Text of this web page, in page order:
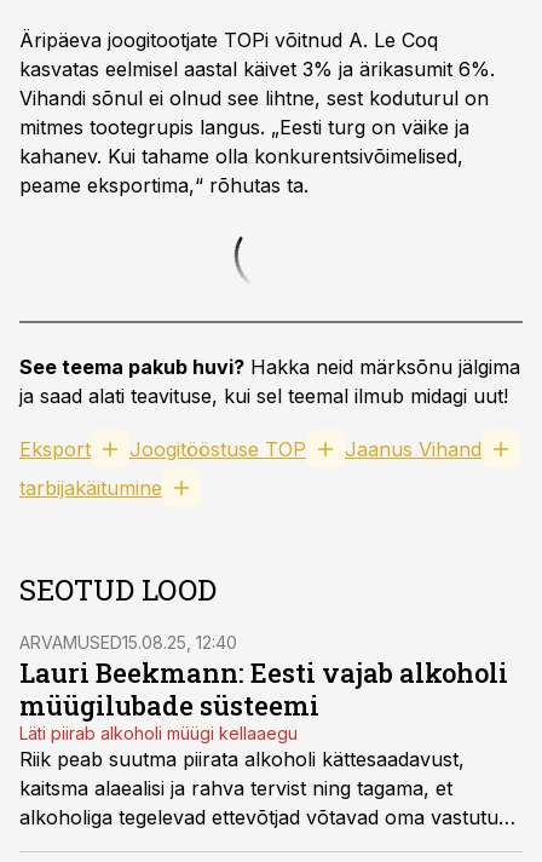
Äripäeva joogitootjate TOPi võitnud A. Le Coq
kasvatas eelmisel aastal käivet 3% ja ärikasumit 6%.
Vihandi sõnul ei olnud see lihtne, sest koduturul on
mitmes tootegrupis langus. „Eesti turg on väike ja
kahanev. Kui tahame olla konkurentsivõimelised,
peame eksportima,“ rõhutas ta.
See teema pakub huvi? Hakka neid märksõnu jälgima
ja saad alati teavituse, kui sel teemal ilmub midagi uut!
Eksport Joogitööstuse TOP
Jaanus Vihand
tarbijakäitumine
SEOTUD LOOD
ARVAMUSED15.08.25, 12:40
Lauri Beekmann: Eesti vajab alkoholi
müügilubade süsteemi
Läti piirab alkoholi müügi kellaaegu
Riik peab suutma piirata alkoholi kättesaadavust,
kaitsma alaealisi ja rahva tervist ning tagama, et
alkoholiga tegelevad ettevõtjad võtavad oma vastutust
tõsiselt, kirjutab Eesti tubaka- ja alkoholikahjude